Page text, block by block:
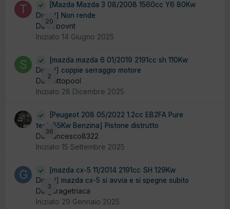
20
[Mazda Mazda 3 08/2008 1560cc Y6 80Kw
Diesel] Non rende
Da turbovnt
Iniziato 14 Giugno 2025
2
[mazda mazda 6 01/2019 2191cc sh 110Kw
Diesel] coppie serraggio motore
Da strittopool
Iniziato 28 Dicembre 2025
36
[Peugeot 208 05/2022 1.2cc EB2FA Pure
tech 55Kw Benzina] Pistone distrutto
Da francesco8322
Iniziato 15 Settembre 2025
3
[mazda cx-5 11/2014 2191cc SH 129Kw
Diesel] mazda cx-5 si avvia e si spegne subito
Da garagetriaca
Iniziato 29 Gennaio 2025